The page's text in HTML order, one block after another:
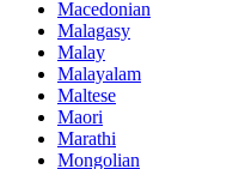
Macedonian
Malagasy
Malay
Malayalam
Maltese
Maori
Marathi
Mongolian